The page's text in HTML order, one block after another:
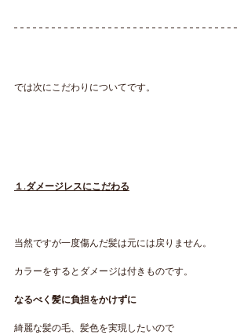
では次にこだわりについてです。
１.ダメージレスにこだわる
当然ですが一度傷んだ髪は元には戻りません。
カラーをするとダメージは付きものです。
なるべく髪に負担をかけずに
綺麗な髪の毛、髪色を実現したいので